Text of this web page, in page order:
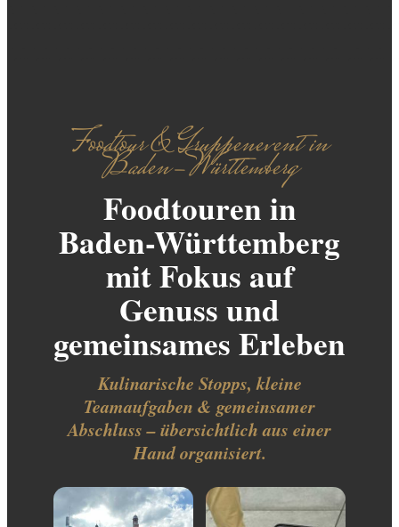
Foodtour & Gruppenevent in
Baden-Württemberg
Foodtouren in
Baden-Württemberg
mit Fokus auf
Genuss und
gemeinsames Erleben
Kulinarische Stopps, kleine
Teamaufgaben & gemeinsamer
Abschluss – übersichtlich aus einer
Hand organisiert.